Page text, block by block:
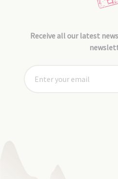
Receive all our latest